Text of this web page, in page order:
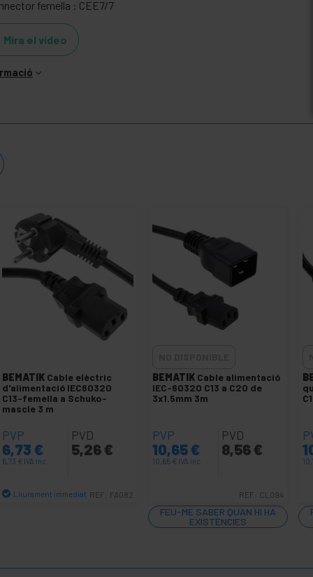
femella : CEE7/7
Mira el vídeo
BEMATIK Cable elèctric
d'alimentació IEC60320
C13-femella a Schuko-
mascle 3 m
PVP
6,73 €
6,73 € IVA inc.
PVD
5,26 €
Lliurament immediat REF: FA082
BEMATIK Cable alimentació
IEC-60320 C13 a C20 de
3x1.5mm 3m
PVP
10,65€
10,65 € IVA inc.
PVD
8,56 €
REF: CL094
FEU-ME SABER QUAN HI HA
EXISTÈNCIES